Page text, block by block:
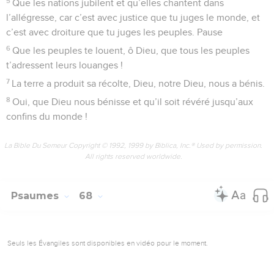
Que les nations jubilent et qu’elles chantent dans
l’allégresse, car c’est avec justice que tu juges le monde, et
c’est avec droiture que tu juges les peuples. Pause
6 Que les peuples te louent, ô Dieu, que tous les peuples
t’adressent leurs louanges !
7 La terre a produit sa récolte, Dieu, notre Dieu, nous a bénis.
8 Oui, que Dieu nous bénisse et qu’il soit révéré jusqu’aux
confins du monde !
La Bible Du Semeur Copyright © 1992, 1999 by Biblica, Inc.® Used by permission.
All rights reserved worldwide.
Psaumes 68
Seuls les Évangiles sont disponibles en vidéo pour le moment.